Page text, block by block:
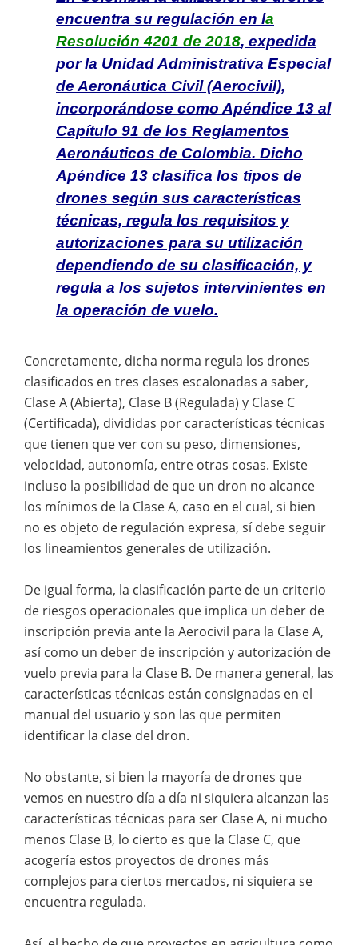
encuentra su regulación en la
Resolución 4201 de 2018, expedida
por la Unidad Administrativa Especial
de Aeronáutica Civil (Aerocivil),
incorporándose como Apéndice 13 al
Capítulo 91 de los Reglamentos
Aeronáuticos de Colombia. Dicho
Apéndice 13 clasifica los tipos de
drones según sus características
técnicas, regula los requisitos y
autorizaciones para su utilización
dependiendo de su clasificación, y
regula a los sujetos intervinientes en
la operación de vuelo.
Concretamente, dicha norma regula los drones
clasificados en tres clases escalonadas a saber,
Clase A (Abierta), Clase B (Regulada) y Clase C
(Certificada), divididas por características técnicas
que tienen que ver con su peso, dimensiones,
velocidad, autonomía, entre otras cosas. Existe
incluso la posibilidad de que un dron no alcance
los mínimos de la Clase A, caso en el cual, si bien
no es objeto de regulación expresa, sí debe seguir
los lineamientos generales de utilización.
De igual forma, la clasificación parte de un criterio
de riesgos operacionales que implica un deber de
inscripción previa ante la Aerocivil para la Clase A,
así como un deber de inscripción y autorización de
vuelo previa para la Clase B. De manera general, las
características técnicas están consignadas en el
manual del usuario y son las que permiten
identificar la clase del dron.
No obstante, si bien la mayoría de drones que
vemos en nuestro día a día ni siquiera alcanzan las
características técnicas para ser Clase A, ni mucho
menos Clase B, lo cierto es que la Clase C, que
acogería estos proyectos de drones más
complejos para ciertos mercados, ni siquiera se
encuentra regulada.